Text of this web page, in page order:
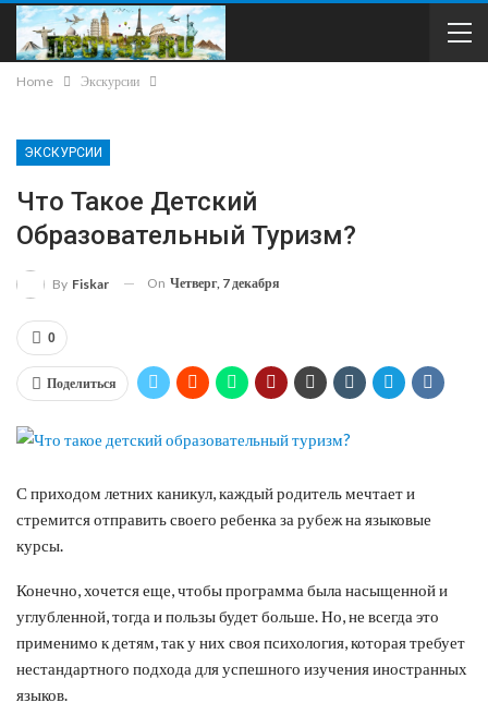
Home Экскурсии
ЭКСКУРСИИ
Что Такое Детский
Образовательный Туризм?
By Fiskar On Четверг, 7 декабря
0
Поделиться
С приходом летних каникул, каждый родитель мечтает и
стремится отправить своего ребенка за рубеж на языковые
курсы.
Конечно, хочется еще, чтобы программа была насыщенной и
углубленной, тогда и пользы будет больше. Но, не всегда это
применимо к детям, так у них своя психология, которая требует
нестандартного подхода для успешного изучения иностранных
языков.